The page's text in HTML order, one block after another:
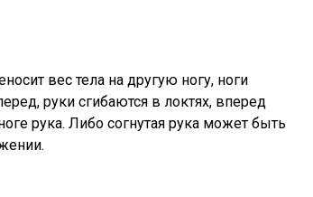
вес тела на другую ногу, ноги
руки сгибаются в локтях, вперед
рука. Либо согнутая рука может быть